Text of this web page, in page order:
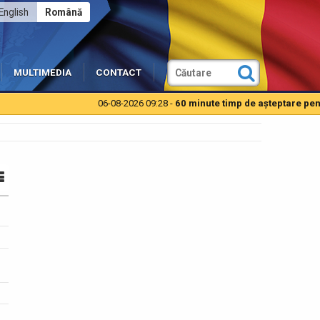
Română
MULTIMEDIA CONTACT
06-08-2026 09:28 -60 minute timp de aşteptare pentru